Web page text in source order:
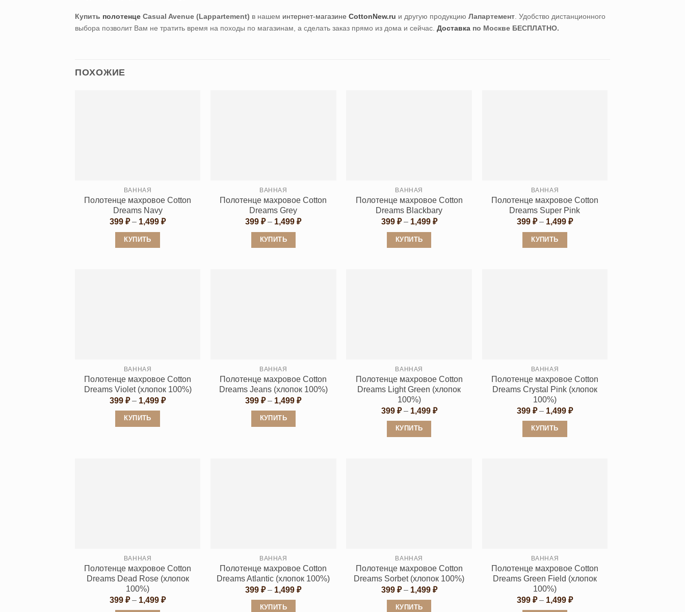
Купить полотенце Casual Avenue (Lappartement) в нашем интернет-магазине CottonNew.ru и другую продукцию Лапартемент. Удобство дистанционного
выбора позволит Вам не тратить время на походы по магазинам, а сделать заказ прямо из дома и сейчас. Доставка по Москве БЕСПЛАТНО.
ПОХОЖИЕ
ВАННАЯ
Полотенце махровое Cotton
Dreams Navy
399₽ – 1,499₽Диапазон
КУПИТЬ
странице
товара.
ВАННАЯ
Полотенце махровое Cotton
Dreams Grey
399₽ – 1,499₽Диапазон
КУПИТЬ
странице
товара.
ВАННАЯ
Полотенце махровое Cotton
Dreams Blackbary
399 ₽ – 1,499 ₽Диапазон
КУПИТЬ
странице
товара.
ВАННАЯ
Полотенце махровое Cotton
Dreams Super Pink
399 ₽ – 1,499 ₽Диапазон
КУПИТЬ
странице
товара.
ВАННАЯ
Полотенце махровое Cotton
Dreams Violet (хлопок 100%)
399₽ – 1,499₽Диапазон
КУПИТЬ
товара.
ВАННАЯ
Полотенце махровое Cotton
Dreams Jeans (хлопок 100%)
399₽ – 1,499₽Диапазон
КУПИТЬ
товара.
ВАННАЯ
Полотенце махровое Cotton
Dreams Light Green (хлопок
100%)
399 ₽ – 1,499 ₽Диапазон
КУПИТЬ
странице
товара.
ВАННАЯ
Полотенце махровое Cotton
Dreams Crystal Pink (хлопок
100%)
399 ₽ – 1,499 ₽Диапазон
КУПИТЬ
странице
товара.
ВАННАЯ
Полотенце махровое Cotton
Dreams Dead Rose (хлопок
100%)
399₽ – 1,499₽Диапазон
ВАННАЯ
Полотенце махровое Cotton
Dreams Atlantic (хлопок 100%)
399₽ – 1,499₽Диапазон
КУПИТЬ
ВАННАЯ
Полотенце махровое Cotton
Dreams Sorbet (хлопок 100%)
399 ₽ – 1,499 ₽Диапазон
КУПИТЬ
ВАННАЯ
Полотенце махровое Cotton
Dreams Green Field (хлопок
100%)
399 ₽ – 1,499 ₽Диапазон